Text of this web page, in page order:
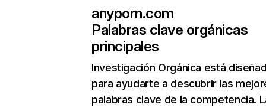
anyporn.com
Palabras clave orgánicas
principales
Investigación Orgánica está
para ayudarte a descubrir las
palabras clave de la competencia.